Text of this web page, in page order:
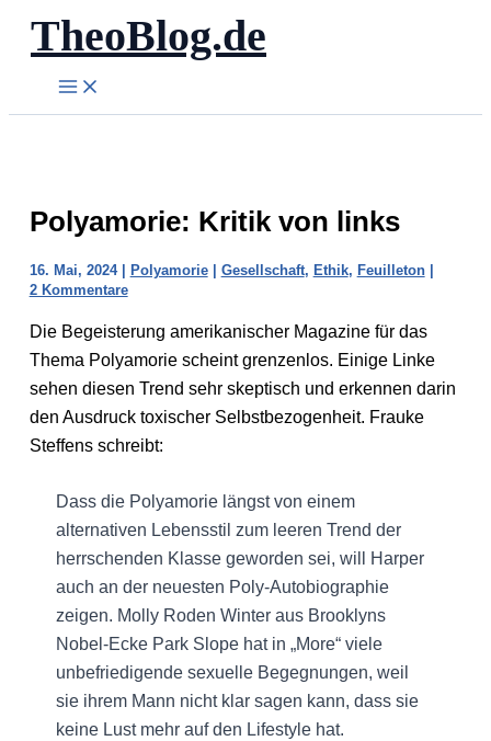
Zum
Inhalt
springen
TheoBlog.de
Polyamorie: Kritik von links
16. Mai, 2024 | Polyamorie| Gesellschaft, Ethik, Feuilleton|
2 Kommentare
Die Begeisterung amerikanischer Magazine für das
Thema Polyamorie scheint grenzenlos. Einige Linke
sehen diesen Trend sehr skeptisch und erkennen darin
den Ausdruck toxischer Selbstbezogenheit. Frauke
Steffens schreibt:
Dass die Polyamorie längst von einem
alternativen Lebensstil zum leeren Trend der
herrschenden Klasse geworden sei, will Harper
auch an der neuesten Poly-Autobiographie
zeigen. Molly Roden Winter aus Brooklyns
Nobel-Ecke Park Slope hat in „More“ viele
unbefriedigende sexuelle Begegnungen, weil
sie ihrem Mann nicht klar sagen kann, dass sie
keine Lust mehr auf den Lifestyle hat.